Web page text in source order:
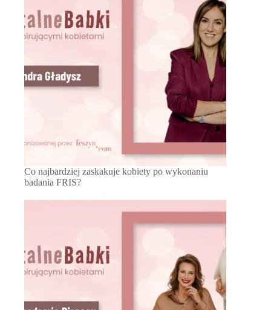
Co najbardziej zaskakuje kobiety po wykonaniu
badania FRIS?